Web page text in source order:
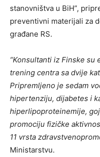
stanovništva u BiH”,
preventivni materijali za
građane RS.
“Konsultanti iz Finske su
trening centra sa dvije
Pripremljeno je sedam
hipertenziju, dijabetes i
hiperlipoproteinemije,
promociju fizičke
11 vrsta
Ministarstvu.